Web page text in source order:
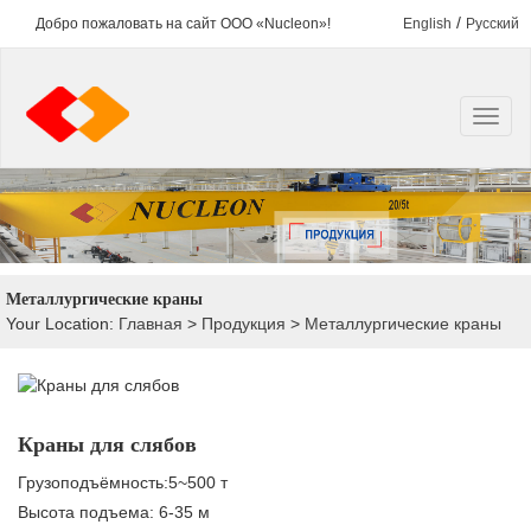
Добро пожаловать на сайт ООО «Nucleon»! English / Русский
Металлургические краны
Your Location: Главная > Продукция > Металлургические краны
Краны для слябов
Грузоподъёмность:5~500 т
Высота подъема: 6-35 м